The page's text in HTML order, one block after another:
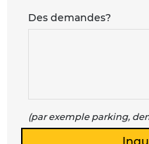
Des demandes?
(par exemple parking,